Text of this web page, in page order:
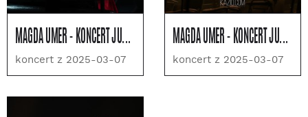
MAGDA UMER - KONCERT JUBILEUSZOWY 55 / 75
koncert z 2025-03-07
MAGDA UMER - KONCERT JUBILEUSZOWY 55 / 75
koncert z 2025-03-07